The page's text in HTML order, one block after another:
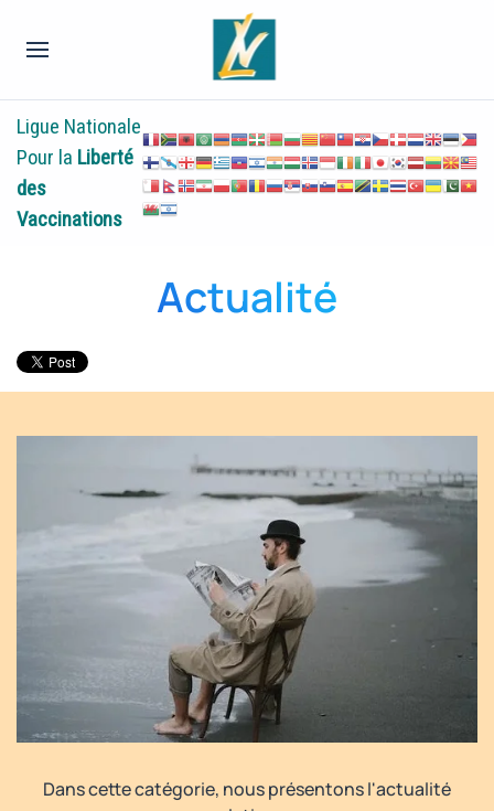
Ligue Nationale
Pour la Liberté
des
Vaccinations
Actualité
Dans cette catégorie, nous présentons l'actualité